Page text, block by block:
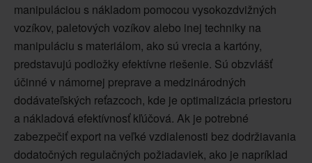
manipuláciou s nákladom pomocou vysokozdvižných
vozíkov, paletových vozíkov alebo inej techniky na
manipuláciu s materiálom, ako sú vrecia a kartóny,
predstavujú podložky efektívne riešenie. Sú obzvlášť
účinné v námornej preprave a medzinárodných
dodávateľských reťazcoch, kde je optimalizácia priestoru
a nákladová efektívnosť kľúčová. Ak je potrebné
zabezpečiť export na veľké vzdialenosti bez dodržiavania
dodatočných regulačných požiadaviek, ako je napríklad